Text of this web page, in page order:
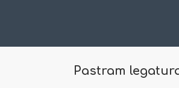
Pastram